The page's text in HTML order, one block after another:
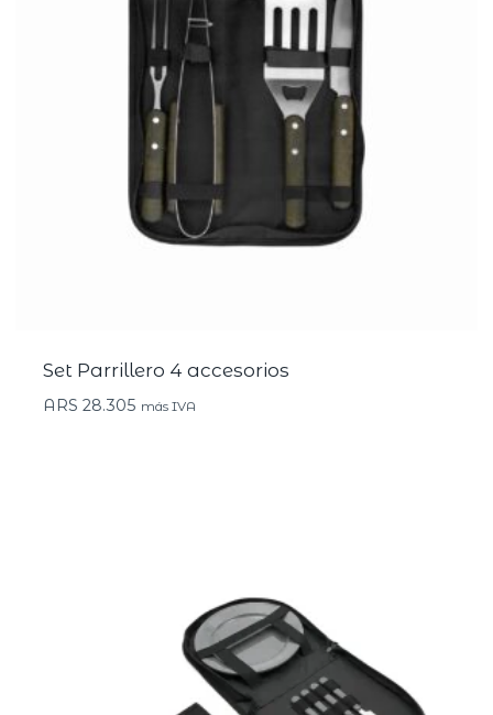
Set Parrillero 4 accesorios
ARS 28.305 más IVA